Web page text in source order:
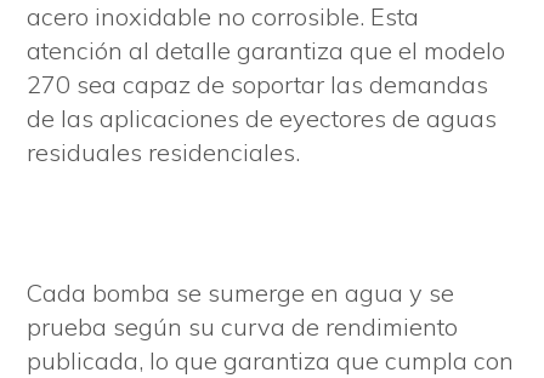
acero inoxidable no corrosible. Esta
atención al detalle garantiza que el modelo
270 sea capaz de soportar las demandas
de las aplicaciones de eyectores de aguas
residuales residenciales.
Cada bomba se sumerge en agua y se
prueba según su curva de rendimiento
publicada, lo que garantiza que cumpla con